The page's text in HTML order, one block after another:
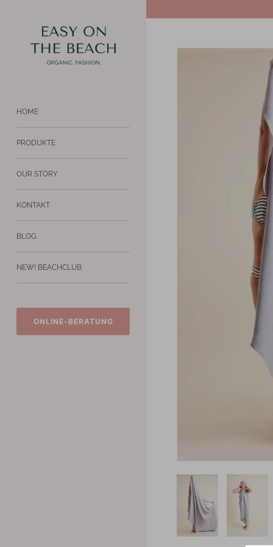
HOME
PRODUKTE
OUR STORY
KONTAKT
BLOG
NEW! BEACHCLUB
ONLINE-BERATUNG